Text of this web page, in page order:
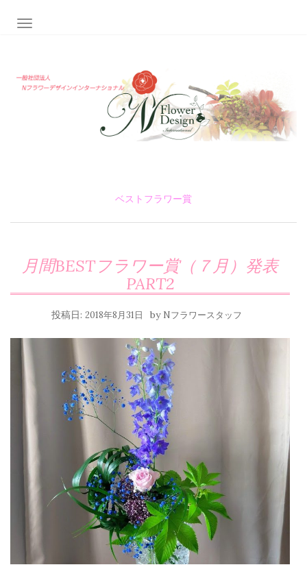
ナビゲーション切り替え
ベストフラワー賞
月間BESTフラワー賞（７月）発表
PART2
投稿日: 2018年8月31日 by Nフラワースタッフ